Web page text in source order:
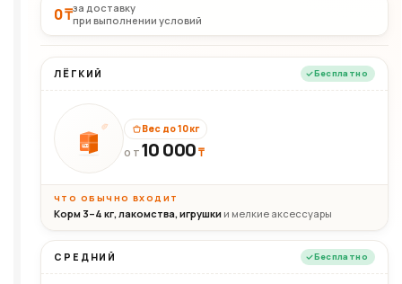
0 ₸за доставку
при выполнении условий
ЛЁГКИЙ Бесплатно
10кг
Вес до 10 кг
ОТ 10 000₸
ЧТО ОБЫЧНО ВХОДИТ
Корм 3–4 кг, лакомства, игрушки и мелкие аксессуары
СРЕДНИЙ Бесплатно